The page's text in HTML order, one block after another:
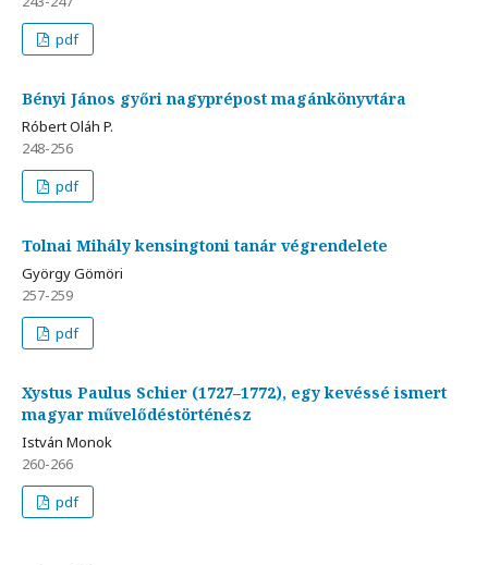
pdf
Bényi János győri nagyprépost magánkönyvtára
Róbert Oláh P.
248-256
pdf
Tolnai Mihály kensingtoni tanár végrendelete
György Gömöri
257-259
pdf
Xystus Paulus Schier (1727–1772), egy kevéssé ismert
magyar művelődéstörténész
István Monok
260-266
pdf